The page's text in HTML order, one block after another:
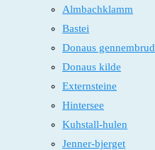
Almbachklamm
Bastei
Donaus gennembrud
Donaus kilde
Externsteine
Hintersee
Kuhstall-hulen
Jenner-bjerget